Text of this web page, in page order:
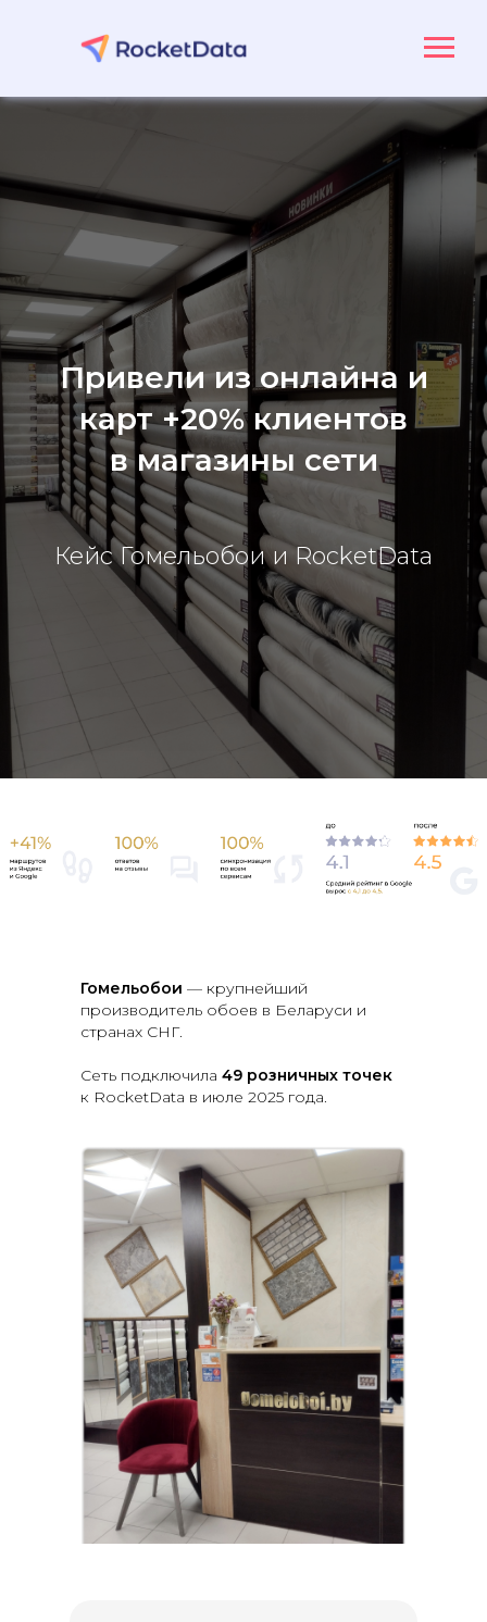
Привели из онлайна и
карт +20% клиентов
в магазины сети
Кейс Гомельобои и RocketData
Гомельобои — крупнейший
производитель обоев в Беларуси и
странах СНГ.
Сеть подключила 49 розничных точек
к RocketData в июле 2025 года.